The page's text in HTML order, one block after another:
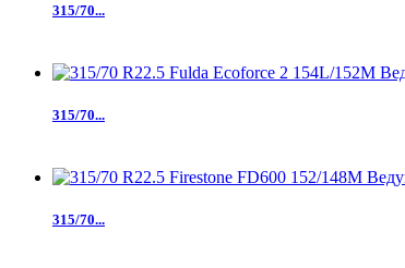
315/70...
315/70...
315/70...